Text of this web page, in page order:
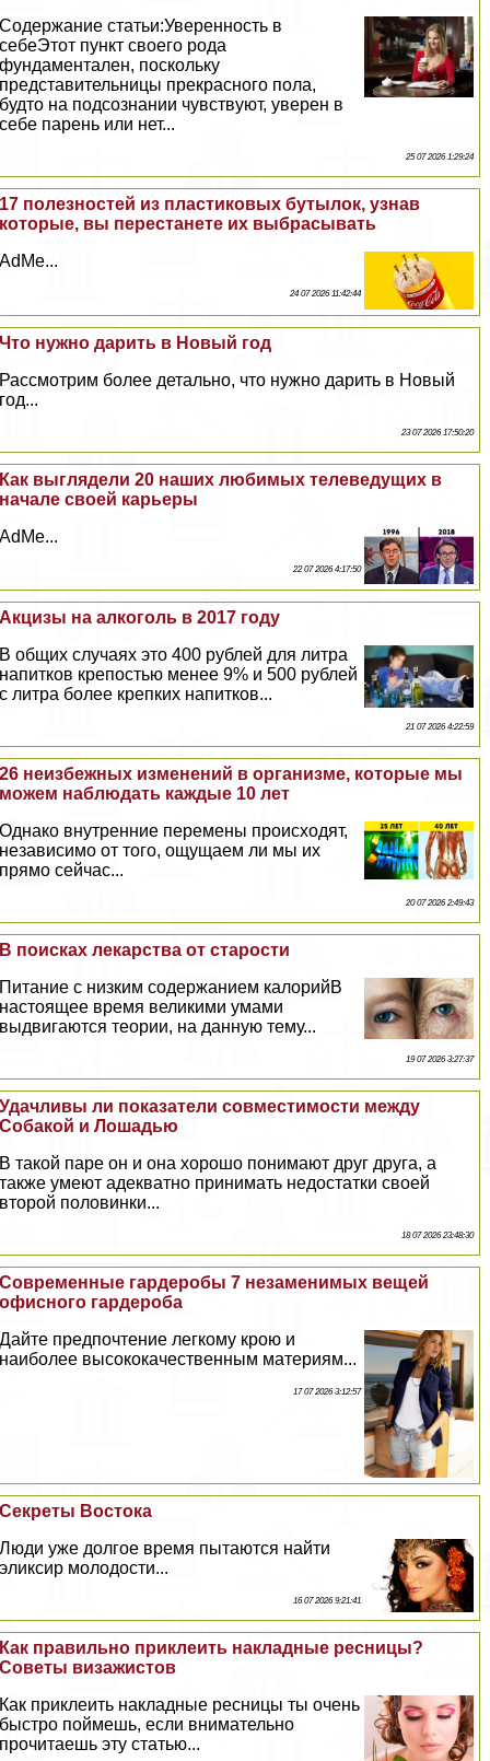
Содержание статьи:Уверенность в
себеЭтот пункт своего рода
фундаментален, поскольку
представительницы прекрасного пола,
будто на подсознании чувствуют, уверен в
себе парень или нет...
25 07 2026 1:29:24
17 полезностей из пластиковых бутылок, узнав
которые, вы перестанете их выбрасывать
AdMe...
24 07 2026 11:42:44
Что нужно дарить в Новый год
Рассмотрим более детально, что нужно дарить в Новый
год...
23 07 2026 17:50:20
Как выглядели 20 наших любимых телеведущих в
начале своей карьеры
AdMe...
22 07 2026 4:17:50
Акцизы на алкоголь в 2017 году
В общих случаях это 400 рублей для литра
напитков крепостью менее 9% и 500 рублей
с литра более крепких напитков...
21 07 2026 4:22:59
26 неизбежных изменений в организме, которые мы
можем наблюдать каждые 10 лет
Однако внутренние перемены происходят,
независимо от того, ощущаем ли мы их
прямо сейчас...
20 07 2026 2:49:43
В поисках лекарства от старости
Питание с низким содержанием калорийВ
настоящее время великими умами
выдвигаются теории, на данную тему...
19 07 2026 3:27:37
Удачливы ли показатели совместимости между
Собакой и Лошадью
В такой паре он и она хорошо понимают друг друга, а
также умеют адекватно принимать недостатки своей
второй половинки...
18 07 2026 23:48:30
Современные гардеробы 7 незаменимых вещей
офисного гардероба
Дайте предпочтение легкому крою и
наиболее высококачественным материям...
17 07 2026 3:12:57
Секреты Востока
Люди уже долгое время пытаются найти
эликсир молодости...
16 07 2026 9:21:41
Как правильно приклеить накладные ресницы?
Советы визажистов
Как приклеить накладные ресницы ты очень
быстро поймешь, если внимательно
прочитаешь эту статью...